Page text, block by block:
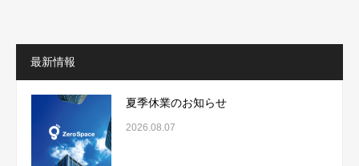
最新情報
夏季休業のお知らせ
2026.08.07